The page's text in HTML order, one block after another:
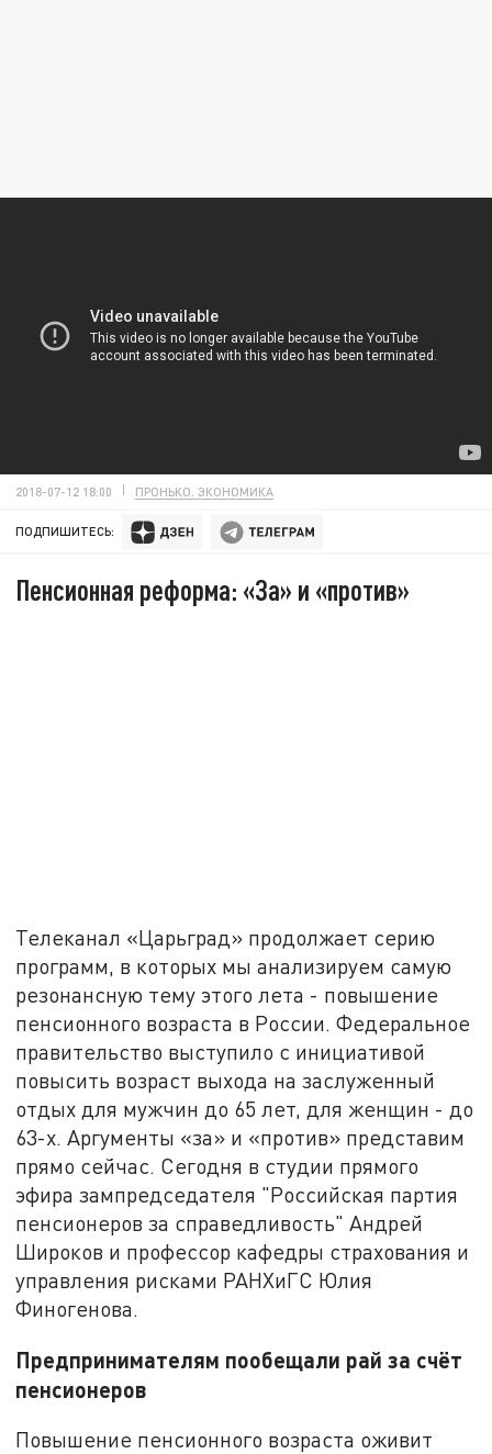
2018-07-12 18:00 ПРОНЬКО. ЭКОНОМИКА
ПОДПИШИТЕСЬ:
Пенсионная реформа: «За» и «против»
Телеканал «Царьград» продолжает серию
программ, в которых мы анализируем самую
резонансную тему этого лета - повышение
пенсионного возраста в России. Федеральное
правительство выступило с инициативой
повысить возраст выхода на заслуженный
отдых для мужчин до 65 лет, для женщин - до
63-х. Аргументы «за» и «против» представим
прямо сейчас. Сегодня в студии прямого
эфира зампредседателя "Российская партия
пенсионеров за справедливость" Андрей
Широков и профессор кафедры страхования и
управления рисками РАНХиГС Юлия
Финогенова.
Предпринимателям пообещали рай за счёт
пенсионеров
Повышение пенсионного возраста оживит